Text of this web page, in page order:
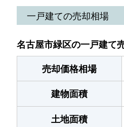
一戸建ての売却相場
名古屋市緑区の一戸建て
売却価格相場
建物面積
土地面積